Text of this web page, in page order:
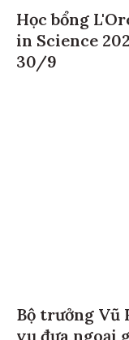
Học bổng
in Science
30/9
Bộ trưởng Vũ
vụ đưa ngoại